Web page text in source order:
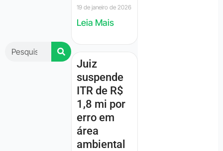
19 de janeiro de 2026
Leia Mais
Juiz
suspende
ITR de R$
1,8 mi por
erro em
área
ambiental